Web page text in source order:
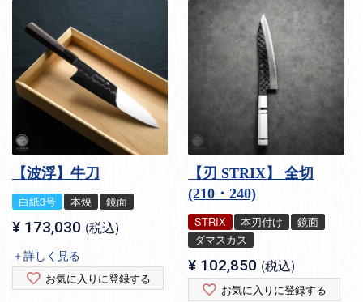
【波浮】牛刀
白紙3号 本焼 鏡面
¥ 173,030 税込
＋詳しく見る
お気に入りに登録する
【刃 STRIX】 全切
(210・240)
STRIX 本刃付け
鏡面
ダマスカス
¥ 102,850 税込
お気に入りに登録する